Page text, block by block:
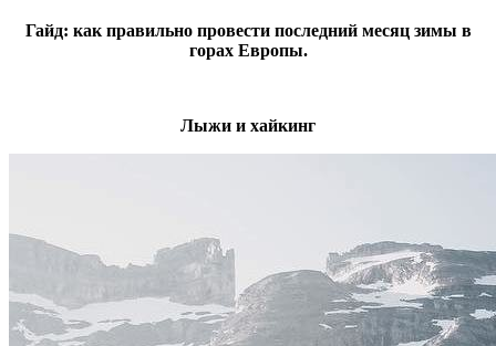
Гайд: как правильно провести последний месяц зимы в
горах Европы.
Лыжи и хайкинг